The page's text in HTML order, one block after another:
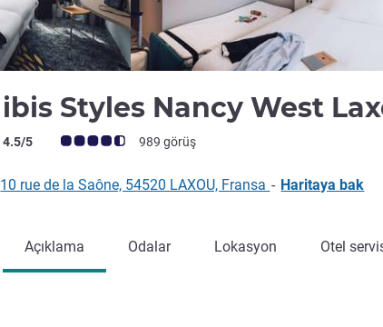
ibis Styles Nancy West
Avis müşterileri puanı (ALL Puanlama)
4.5/5 989 görüş
10 rue de la Saône, 54520 LAXOU, Fransa - Haritaya bak
Açıklama Odalar Lokasyon Otel